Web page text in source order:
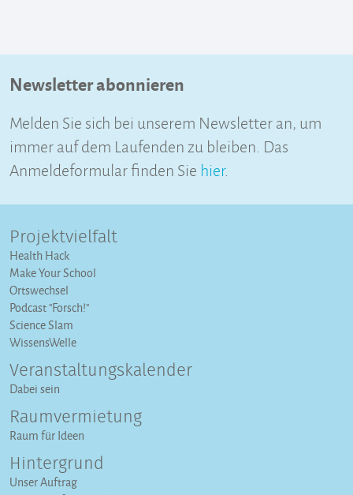
Newsletter abonnieren
Melden Sie sich bei unserem Newsletter an, um
immer auf dem Laufenden zu bleiben. Das
Anmeldeformular finden Sie hier.
Projektvielfalt
Health Hack
Make Your School
Ortswechsel
Podcast "Forsch!"
Science Slam
WissensWelle
Veranstaltungs­kalender
Dabei sein
Raumvermietung
Raum für Ideen
Hintergrund
Unser Auftrag